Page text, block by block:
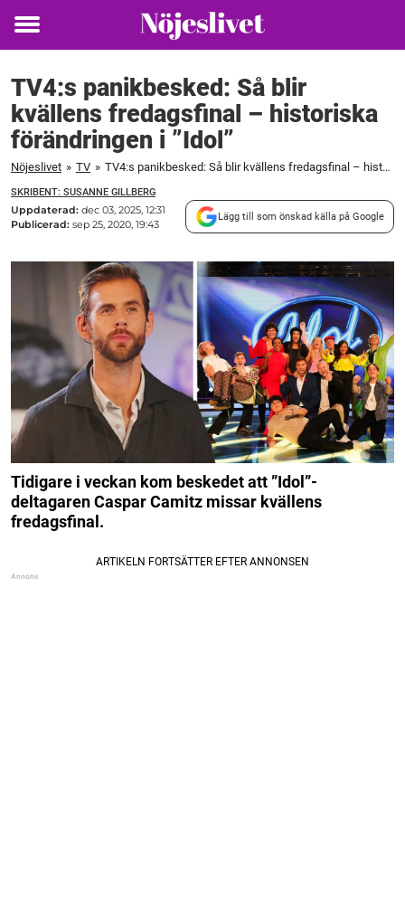
Toggle
TV4:s panikbesked: Så blir
kvällens fredagsfinal – historiska
förändringen i ”Idol”
Nöjeslivet » TV » TV4:s panikbesked: Så blir kvällens fredagsfinal – historiska förändringen i "Idol"
SKRIBENT: SUSANNE GILLBERG
Uppdaterad: dec 03, 2025, 12:31
Publicerad: sep 25, 2020, 19:43
Lägg till som önskad källa på Google
Tidigare i veckan kom beskedet att ”Idol”-
deltagaren Caspar Camitz missar kvällens
fredagsfinal.